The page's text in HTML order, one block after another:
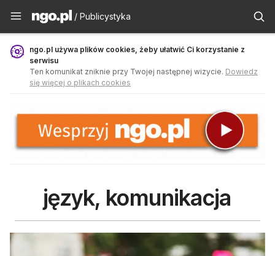
Publicystyka - ngo.pl
/ Publicystyka
ngo.pl używa plików cookies, żeby ułatwić Ci korzystanie z
serwisu
Ten komunikat zniknie przy Twojej następnej wizycie. Dowiedz
się więcej o plikach cookies
język, komunikacja